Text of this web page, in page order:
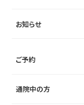
お知らせ
通院中の方
ご予約